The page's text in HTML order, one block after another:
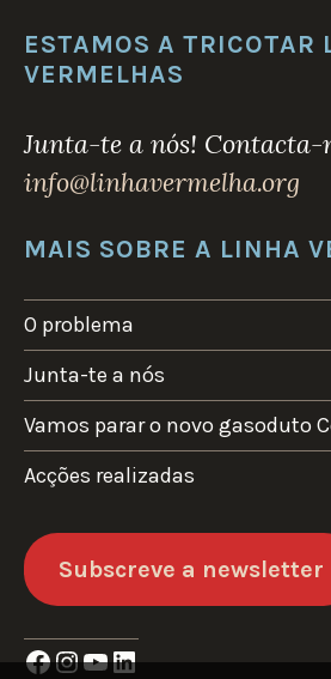
ESTAMOS A TRICOTAR
VERMELHAS
Junta-te a nós! Contacta-
info@linhavermelha.org
MAIS SOBRE A LINHA
O problema
Junta-te a nós
Vamos parar o novo gasoduto
Acções realizadas
Subscreve a newsletter
Facebook InstagramYouTube LinkedIn